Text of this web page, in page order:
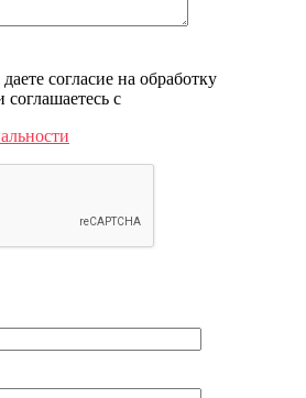
согласие на обработку
c